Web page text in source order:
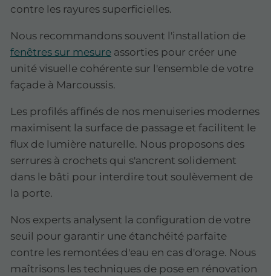
contre les rayures superficielles.
Nous recommandons souvent l'installation de
fenêtres sur mesure assorties pour créer une
unité visuelle cohérente sur l'ensemble de votre
façade à Marcoussis.
Les profilés affinés de nos menuiseries modernes
maximisent la surface de passage et facilitent le
flux de lumière naturelle. Nous proposons des
serrures à crochets qui s'ancrent solidement
dans le bâti pour interdire tout soulèvement de
la porte.
Nos experts analysent la configuration de votre
seuil pour garantir une étanchéité parfaite
contre les remontées d'eau en cas d'orage. Nous
maîtrisons les techniques de pose en rénovation